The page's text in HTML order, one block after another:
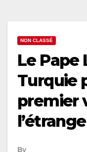
NON CLASSÉ
Le Pape
Turquie
premier
By